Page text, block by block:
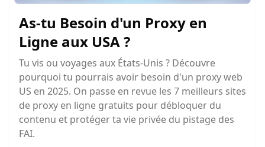
As-tu Besoin d'un Proxy en
Ligne aux USA ?
Tu vis ou voyages aux États-Unis ? Découvre
pourquoi tu pourrais avoir besoin d'un proxy web
US en 2025. On passe en revue les 7 meilleurs sites
de proxy en ligne gratuits pour débloquer du
contenu et protéger ta vie privée du pistage des
FAI.